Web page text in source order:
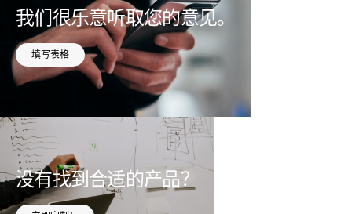
我们很乐意听取您的意见。
填写表格
没有找到合适的产品？